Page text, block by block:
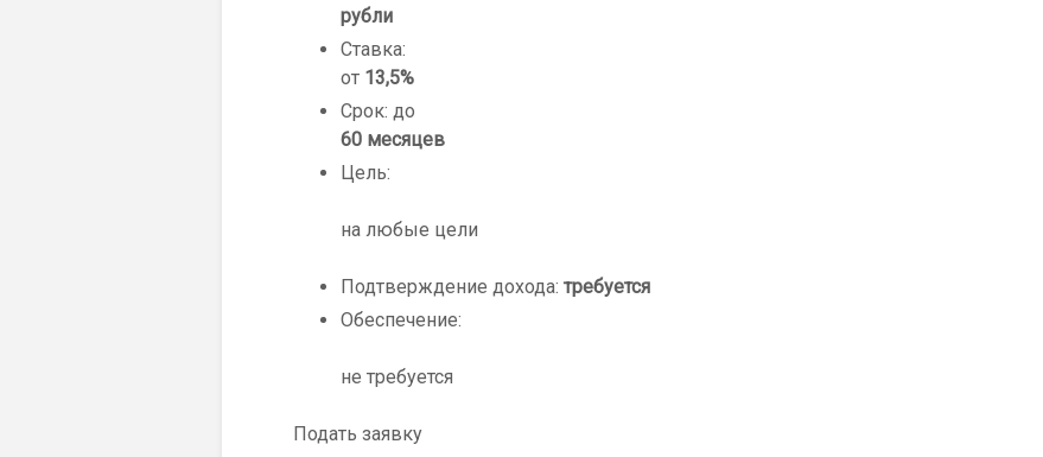
рубли
Ставка:
от 13,5%
Срок: до
60 месяцев
Цель:
на любые цели
Подтверждение дохода: требуется
Обеспечение:
не требуется
Подать заявку